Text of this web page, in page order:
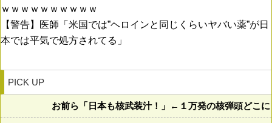
ｗｗｗｗｗｗｗｗｗｗ
【警告】医師「米国では”ヘロインと同じくらいヤバい薬”が日
本では平気で処方されてる」
PICK UP
お前ら「日本も核武装汁！」←１万発の核弾頭どこに